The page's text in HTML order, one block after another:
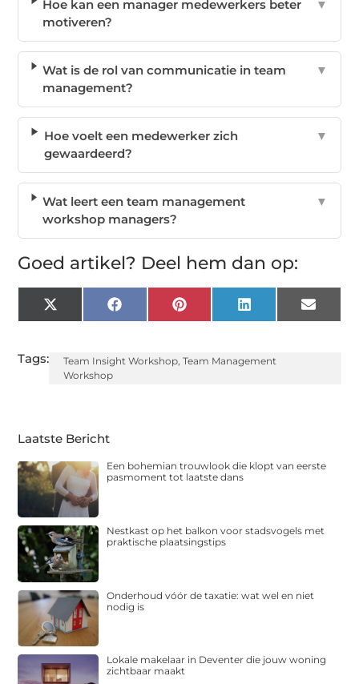
Hoe kan een manager medewerkers beter
motiveren?
▼
Wat is de rol van communicatie in team
management?
▼
Hoe voelt een medewerker zich
gewaardeerd?
▼
Wat leert een team management
workshop managers?
▼
Goed artikel? Deel hem dan op:
X
(Twitter)
FacebookPinterest LinkedIn Email
Tags: Team Insight Workshop, Team Management
Workshop
Laatste Bericht
Een bohemian trouwlook die klopt van eerste
pasmoment tot laatste dans
Nestkast op het balkon voor stadsvogels met
praktische plaatsingstips
Onderhoud vóór de taxatie: wat wel en niet
nodig is
Lokale makelaar in Deventer die jouw woning
zichtbaar maakt